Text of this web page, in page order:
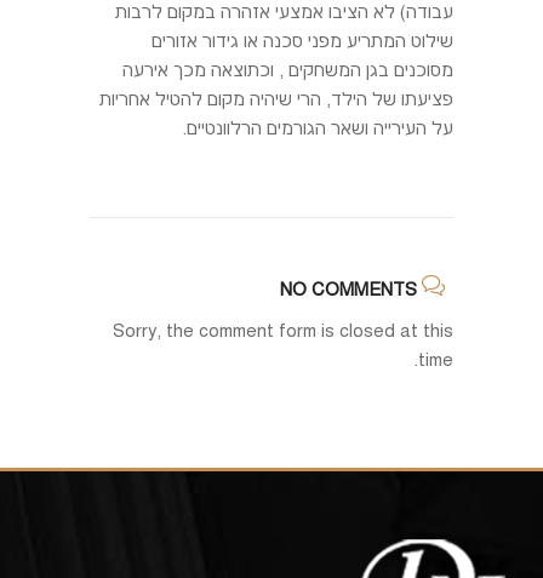
עבודה) לא הציבו אמצעי אזהרה במקום לרבות
שילוט המתריע מפני סכנה או גידור אזורים
מסוכנים בגן המשחקים , וכתוצאה מכך אירעה
פציעתו של הילד, הרי שיהיה מקום להטיל אחריות
על העירייה ושאר הגורמים הרלוונטיים.
NO COMMENTS
Sorry, the comment form is closed at this
time.